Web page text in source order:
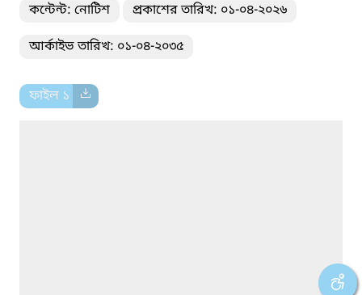
কন্টেন্ট: নোটিশ প্রকাশের তারিখ: ০১-০৪-২০২৬
আর্কাইভ তারিখ: ০১-০৪-২০৩৫
ফাইল ১